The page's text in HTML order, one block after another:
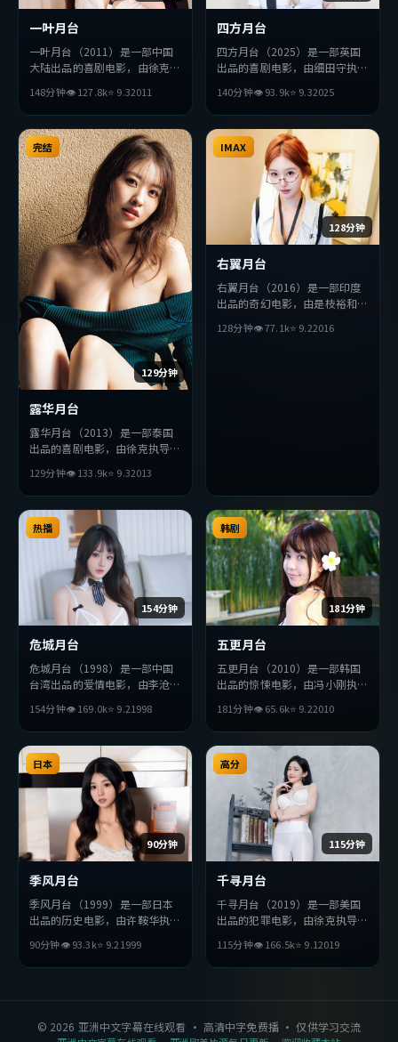
一叶月台
一叶月台（2011）是一部中国
大陆出品的喜剧电影，由徐克执
演。影片在叙事与视听上力求突
破，探讨人性与抉择，节奏张弛
有度，适合喜欢该类型的观众完
整观看。
148分钟👁127.8k⭐ 9.32011
四方月台
四方月台（2025）是一部英国
出品的喜剧电影，由细田守执
等主演。影片在叙事与视听上力
求突破，探讨人性与抉择，节奏
张弛有度，适合喜欢该类型的观
众完整观看。
140分钟👁93.9k⭐ 9.32025
129分钟
完结
露华月台
露华月台（2013）是一部泰国
出品的喜剧电影，由徐克执导，
演。影片在叙事与视听上力求突
破，探讨人性与抉择，节奏张弛
有度，适合喜欢该类型的观众完
整观看。
129分钟👁133.9k⭐ 9.32013
128分钟
IMAX
右翼月台
右翼月台（2016）是一部印度
出品的奇幻电影，由是枝裕和执
主演。影片在叙事与视听上力求
128分钟👁77.1k⭐ 9.22016
154分钟
热播
危城月台
危城月台（1998）是一部中国
台湾出品的爱情电影，由李沧东
主演。影片在叙事与视听上力求
突破，探讨人性与抉择，节奏张
弛有度，适合喜欢该类型的观众
完整观看。
154分钟👁169.0k⭐ 9.21998
181分钟
韩剧
五更月台
五更月台（2010）是一部韩国
出品的惊悚电影，由冯小刚执
主演。影片在叙事与视听上力求
突破，探讨人性与抉择，节奏张
弛有度，适合喜欢该类型的观众
完整观看。
181分钟👁65.6k⭐ 9.22010
90分钟
日本
季风月台
季风月台（1999）是一部日本
出品的历史电影，由许鞍华执
主演。影片在叙事与视听上力求
突破，探讨人性与抉择，节奏张
90分钟👁93.3k⭐ 9.21999
115分钟
高分
千寻月台
千寻月台（2019）是一部美国
出品的犯罪电影，由徐克执导，
演。影片在叙事与视听上力求突
破，探讨人性与抉择，节奏张弛
115分钟👁166.5k⭐ 9.12019
© 2026 亚洲中文字幕在线观看 · 高清中字免费播 · 仅供学习交流